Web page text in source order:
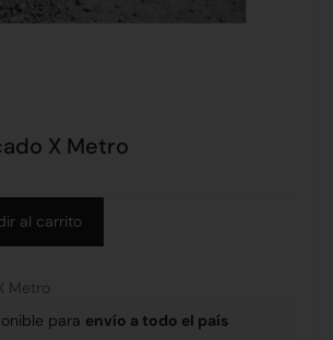
X Metro
al carrito
Metro
para envío a todo el país